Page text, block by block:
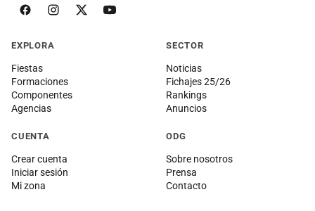
EXPLORA
Fiestas
Formaciones
Componentes
Agencias
SECTOR
Noticias
Fichajes 25/26
Rankings
Anuncios
CUENTA
Crear cuenta
Iniciar sesión
Mi zona
ODG
Sobre nosotros
Prensa
Contacto